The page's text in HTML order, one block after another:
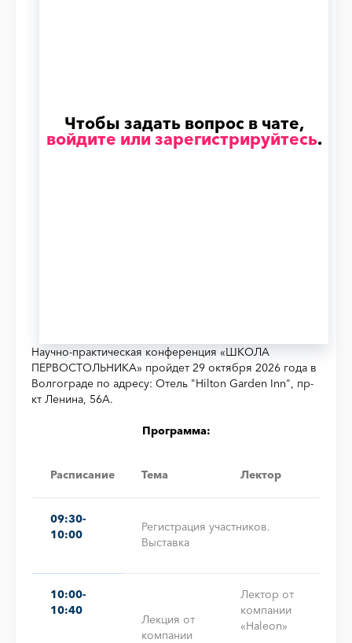
Чтобы задать вопрос в чате,
войдите или зарегистрируйтесь.
Научно-практическая конференция «ШКОЛА
ПЕРВОСТОЛЬНИКА» пройдет 29 октября 2026 года в
Волгограде по адресу: Отель "Hilton Garden Inn", пр-
кт Ленина, 56А.
Программа:
Расписание Тема Лектор
09:30-
10:00
Регистрация участников.
Выставка
10:00-
10:40
Лекция от
компании
Лектор от
компании
«Haleon»